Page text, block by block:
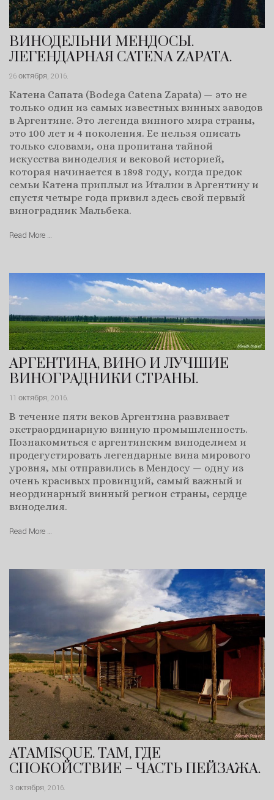
ВИНОДЕЛЬНИ МЕНДОСЫ.
ЛЕГЕНДАРНАЯ CATENA ZAPATA.
26 октября, 2016.
Катена Сапата (Bodega Catena Zapata) — это не
только один из самых известных винных заводов
в Аргентине. Это легенда винного мира страны,
это 100 лет и 4 поколения. Ее нельзя описать
только словами, она пропитана тайной
искусства виноделия и вековой историей,
которая начинается в 1898 году, когда предок
семьи Катена приплыл из Италии в Аргентину и
спустя четыре года привил здесь свой первый
виноградник Мальбека.
Read More …
АРГЕНТИНА, ВИНО И ЛУЧШИЕ
ВИНОГРАДНИКИ СТРАНЫ.
11 октября, 2016.
В течение пяти веков Аргентина развивает
экстраординарную винную промышленность.
Познакомиться с аргентинским виноделием и
продегустировать легендарные вина мирового
уровня, мы отправились в Мендосу — одну из
очень красивых провинций, самый важный и
неординарный винный регион страны, сердце
виноделия.
Read More …
ATAMISQUE. ТАМ, ГДЕ
СПОКОЙСТВИЕ – ЧАСТЬ ПЕЙЗАЖА.
3 октября, 2016.